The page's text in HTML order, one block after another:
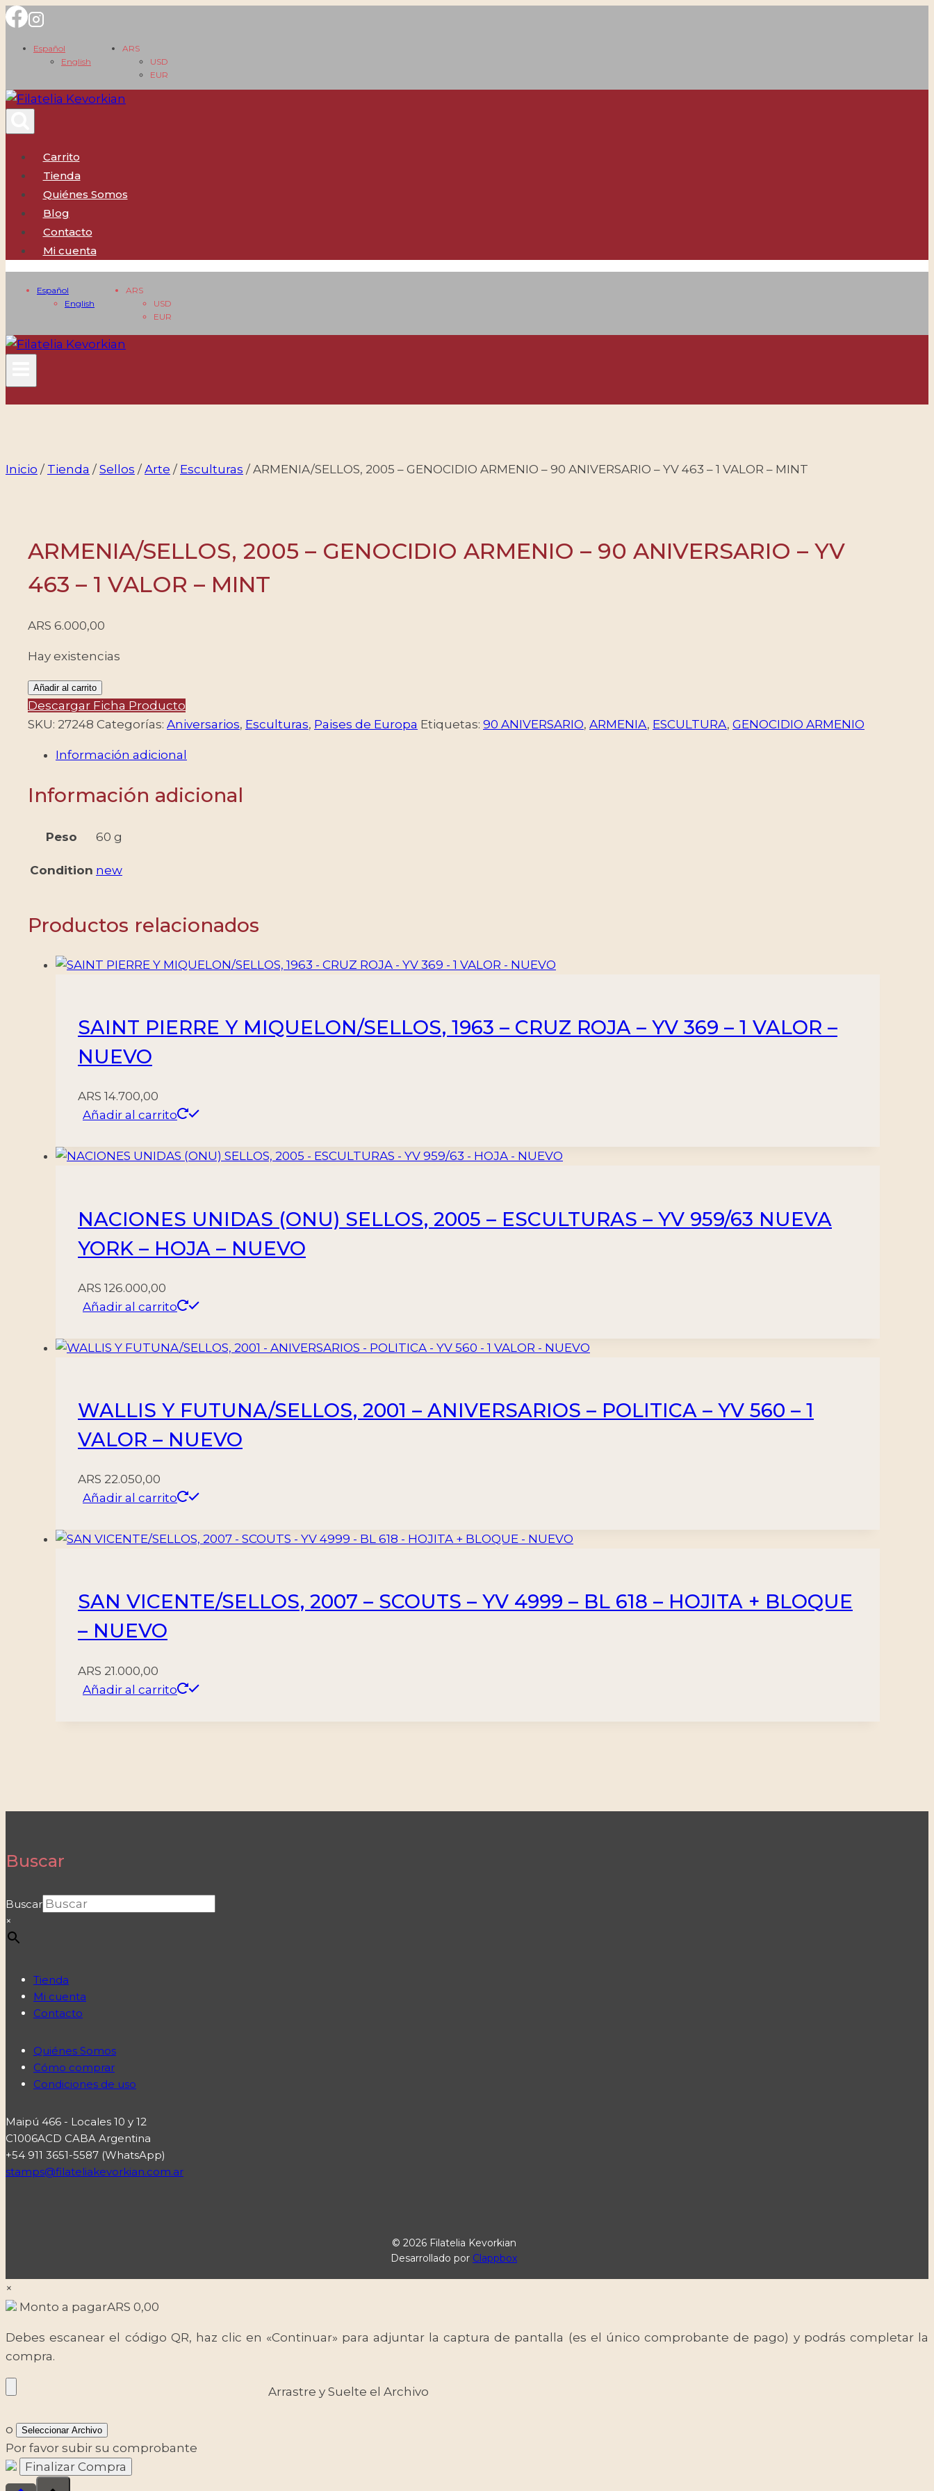
Saltar
contenido
Español
English
ARS
USD
EUR
Carrito
Tienda
Quiénes Somos
Blog
Contacto
Mi cuenta
Español
English
ARS
USD
EUR
Inicio / Tienda / Sellos / Arte / Esculturas / ARMENIA/SELLOS, 2005 – GENOCIDIO ARMENIO – 90 ANIVERSARIO – YV 463 – 1 VALOR – MINT
ARMENIA/SELLOS, 2005 – GENOCIDIO ARMENIO – 90 ANIVERSARIO – YV
463 – 1 VALOR – MINT
ARS 6.000,00
Hay existencias
ARMENIA/SELLOS,
2005
-
ARMENIO
90
463
VALOR
MINT
Añadir al carrito
Descargar Ficha Producto
SKU: 27248 Categorías: Aniversarios, Esculturas, Paises de Europa Etiquetas: 90 ANIVERSARIO, ARMENIA, ESCULTURA, GENOCIDIO ARMENIO
Información adicional
Información adicional
Peso 60 g
Condition new
Productos relacionados
SAINT PIERRE Y MIQUELON/SELLOS, 1963 – CRUZ ROJA – YV 369 – 1 VALOR –
NUEVO
ARS 14.700,00
Añadir al carrito
NACIONES UNIDAS (ONU) SELLOS, 2005 – ESCULTURAS – YV 959/63 NUEVA
YORK – HOJA – NUEVO
ARS 126.000,00
Añadir al carrito
WALLIS Y FUTUNA/SELLOS, 2001 – ANIVERSARIOS – POLITICA – YV 560 – 1
VALOR – NUEVO
ARS 22.050,00
Añadir al carrito
SAN VICENTE/SELLOS, 2007 – SCOUTS – YV 4999 – BL 618 – HOJITA + BLOQUE
– NUEVO
ARS 21.000,00
Añadir al carrito
Buscar
Buscar
×
Tienda
Mi cuenta
Contacto
Quiénes Somos
Cómo comprar
Condiciones de uso
Maipú 466 - Locales 10 y 12
C1006ACD CABA Argentina
+54 911 3651-5587 (WhatsApp)
stamps@filateliakevorkian.com.ar
© 2026 Filatelia Kevorkian
Desarrollado por Clappbox
×
Monto a pagarARS 0,00
Debes escanear el código QR, haz clic en «Continuar» para adjuntar la captura de pantalla (es el único comprobante de pago) y podrás completar la
compra.
Arrastre y Suelte el Archivo
o Seleccionar Archivo
Por favor subir su comprobante